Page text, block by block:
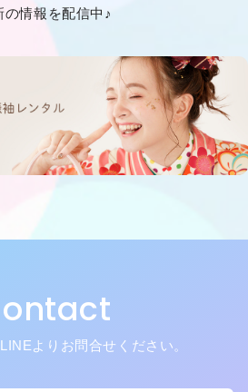
の情報を配信中♪
よりお問合せください。